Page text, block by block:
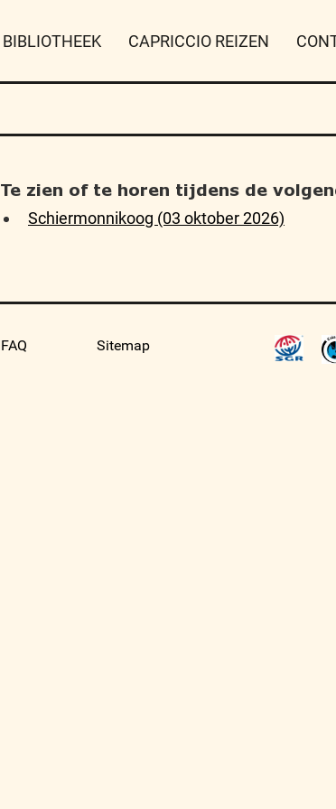
BIBLIOTHEEK CAPRICCIO REIZEN
Te zien of te horen tijdens de
Schiermonnikoog (03 oktober 2026)
FAQ Sitemap